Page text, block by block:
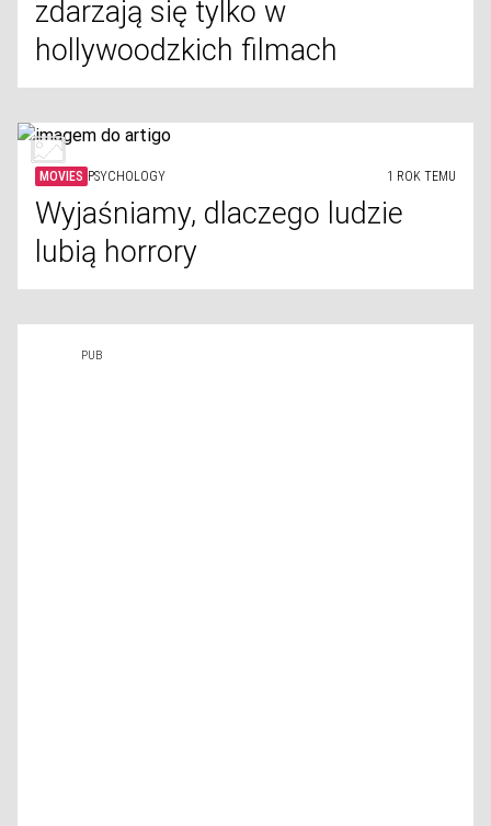
zdarzają się tylko w
hollywoodzkich filmach
MOVIES PSYCHOLOGY 1 ROK TEMU
Wyjaśniamy, dlaczego ludzie
lubią horrory